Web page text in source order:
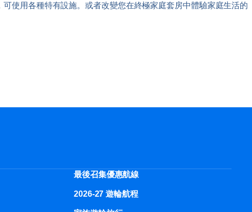
使用各種特有設施。或者改變您在終極家庭套房中體驗家庭生活的
最後召集優惠航線
2026-27 遊輪航程